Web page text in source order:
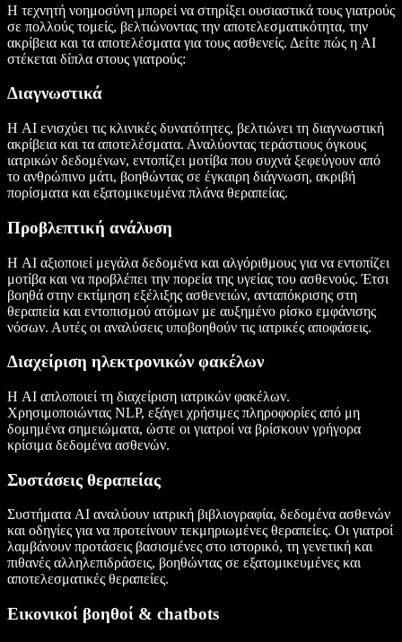
Η τεχνητή νοημοσύνη μπορεί να στηρίξει ουσιαστικά τους γιατρούς
σε πολλούς τομείς, βελτιώνοντας την αποτελεσματικότητα, την
ακρίβεια και τα αποτελέσματα για τους ασθενείς. Δείτε πώς η AI
στέκεται δίπλα στους γιατρούς:
Διαγνωστικά
Η AI ενισχύει τις κλινικές δυνατότητες, βελτιώνει τη διαγνωστική
ακρίβεια και τα αποτελέσματα. Αναλύοντας τεράστιους όγκους
ιατρικών δεδομένων, εντοπίζει μοτίβα που συχνά ξεφεύγουν από
το ανθρώπινο μάτι, βοηθώντας σε έγκαιρη διάγνωση, ακριβή
πορίσματα και εξατομικευμένα πλάνα θεραπείας.
Προβλεπτική ανάλυση
Η AI αξιοποιεί μεγάλα δεδομένα και αλγόριθμους για να εντοπίζει
μοτίβα και να προβλέπει την πορεία της υγείας του ασθενούς. Έτσι
βοηθά στην εκτίμηση εξέλιξης ασθενειών, ανταπόκρισης στη
θεραπεία και εντοπισμού ατόμων με αυξημένο ρίσκο εμφάνισης
νόσων. Αυτές οι αναλύσεις υποβοηθούν τις ιατρικές αποφάσεις.
Διαχείριση ηλεκτρονικών φακέλων
Η AI απλοποιεί τη διαχείριση ιατρικών φακέλων.
Χρησιμοποιώντας NLP, εξάγει χρήσιμες πληροφορίες από μη
δομημένα σημειώματα, ώστε οι γιατροί να βρίσκουν γρήγορα
κρίσιμα δεδομένα ασθενών.
Συστάσεις θεραπείας
Συστήματα AI αναλύουν ιατρική βιβλιογραφία, δεδομένα ασθενών
και οδηγίες για να προτείνουν τεκμηριωμένες θεραπείες. Οι γιατροί
λαμβάνουν προτάσεις βασισμένες στο ιστορικό, τη γενετική και
πιθανές αλληλεπιδράσεις, βοηθώντας σε εξατομικευμένες και
αποτελεσματικές θεραπείες.
Εικονικοί βοηθοί & chatbots